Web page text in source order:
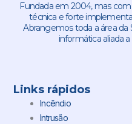
Fundada em 2004, mas
técnica e forte
Abrangemos toda a área da
informática aliada
Links rápidos
Incêndio
Intrusão